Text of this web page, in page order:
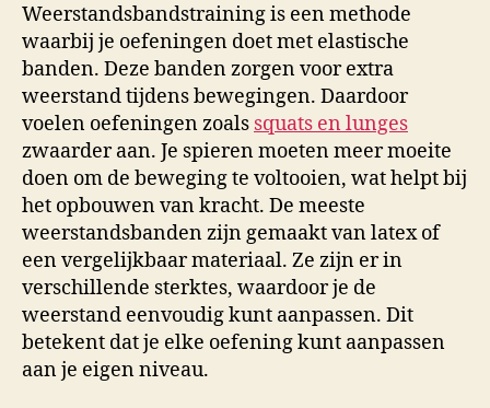
Weerstandsbandstraining is een methode
waarbij je oefeningen doet met elastische
banden. Deze banden zorgen voor extra
weerstand tijdens bewegingen. Daardoor
voelen oefeningen zoals squats en lunges
zwaarder aan. Je spieren moeten meer moeite
doen om de beweging te voltooien, wat helpt bij
het opbouwen van kracht. De meeste
weerstandsbanden zijn gemaakt van latex of
een vergelijkbaar materiaal. Ze zijn er in
verschillende sterktes, waardoor je de
weerstand eenvoudig kunt aanpassen. Dit
betekent dat je elke oefening kunt aanpassen
aan je eigen niveau.